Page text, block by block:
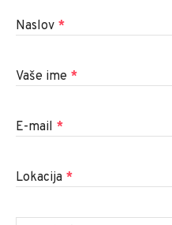
Naslov *
Vaše ime *
E-mail *
Lokacija *